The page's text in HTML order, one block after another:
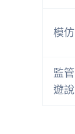
模仿
監管
遊說